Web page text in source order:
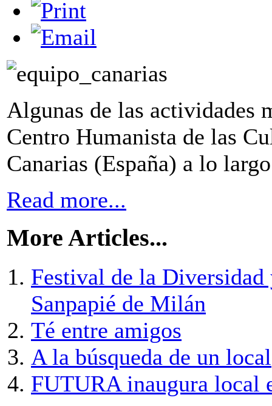
Algunas de las actividades
Centro Humanista de las
Canarias (España) a lo
Read more...
More Articles...
Festival de la
Sanpapié de Milán
Té entre amigos
A la búsqueda de un local
FUTURA inaugura local